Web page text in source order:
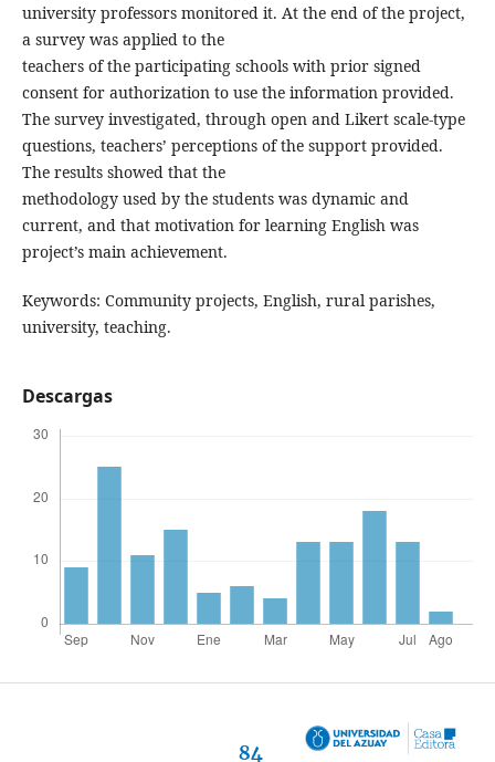
university professors monitored it. At the end of the project,
a survey was applied to the
teachers of the participating schools with prior signed
consent for authorization to use the information provided.
The survey investigated, through open and Likert scale-type
questions, teachers’ perceptions of the support provided.
The results showed that the
methodology used by the students was dynamic and
current, and that motivation for learning English was
project’s main achievement.
Keywords: Community projects, English, rural parishes,
university, teaching.
Descargas